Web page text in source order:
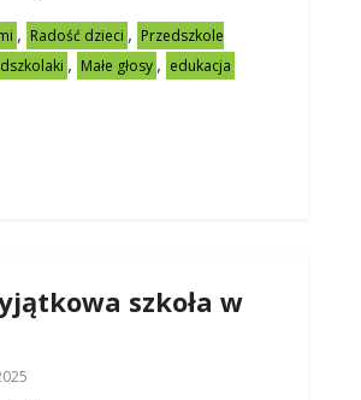
, Radość dzieci , Przedszkole
, Małe głosy , edukacja
szkoła w